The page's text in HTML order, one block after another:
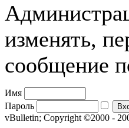
изменять,
сообщение
Имя
Пароль
vBulletin; Copyright ©2000 -